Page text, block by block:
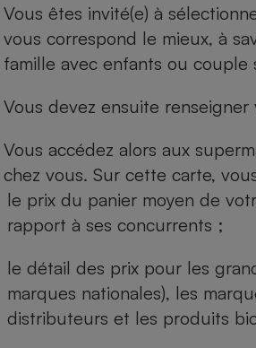
Vous êtes invité(e) à
vous correspond le mieux, à
famille avec enfants ou couple
Vous devez ensuite
Vous accédez alors aux
chez vous. Sur cette carte,
le prix du panier moyen de
rapport à ses concurrents ;
le détail des prix pour les
marques nationales), les
distributeurs et les produits